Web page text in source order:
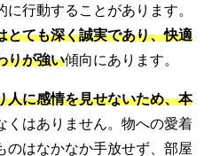
行動することがあります。
とても深く誠実であり、快適
りが強い傾向にあります。
人に感情を見せないため、本
くはありません。物への愛着
のはなかなか手放せず、部屋